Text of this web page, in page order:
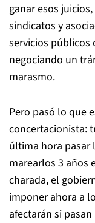
ganar esos
sindicatos y
servicios públicos
negociando un
marasmo.
Pero pasó lo que
concertacionista:
última hora pasar
marearlos 3 años
charada, el
imponer ahora a
afectarán si